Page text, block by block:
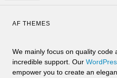
AF THEMES
We mainly focus on quality code
incredible support. Our
empower you to create an